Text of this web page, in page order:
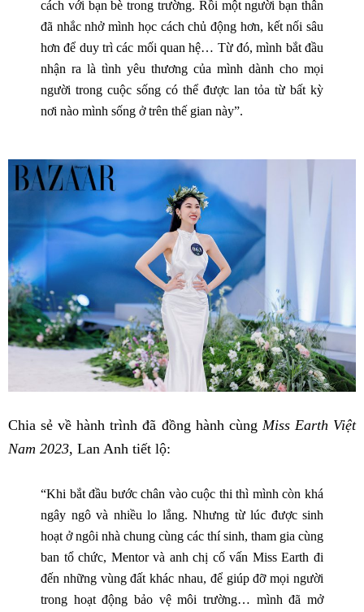
cách với bạn bè trong trường. Rồi một người bạn thân
đã nhắc nhở mình học cách chủ động hơn, kết nối sâu
hơn để duy trì các mối quan hệ… Từ đó, mình bắt đầu
nhận ra là tình yêu thương của mình dành cho mọi
người trong cuộc sống có thể được lan tỏa từ bất kỳ
nơi nào mình sống ở trên thế gian này”.
Chia sẻ về hành trình đã đồng hành cùng Miss Earth Việt
Nam 2023, Lan Anh tiết lộ:
“Khi bắt đầu bước chân vào cuộc thi thì mình còn khá
ngây ngô và nhiều lo lắng. Nhưng từ lúc được sinh
hoạt ở ngôi nhà chung cùng các thí sinh, tham gia cùng
ban tổ chức, Mentor và anh chị cố vấn Miss Earth đi
đến những vùng đất khác nhau, để giúp đỡ mọi người
trong hoạt động bảo vệ môi trường… mình đã mở